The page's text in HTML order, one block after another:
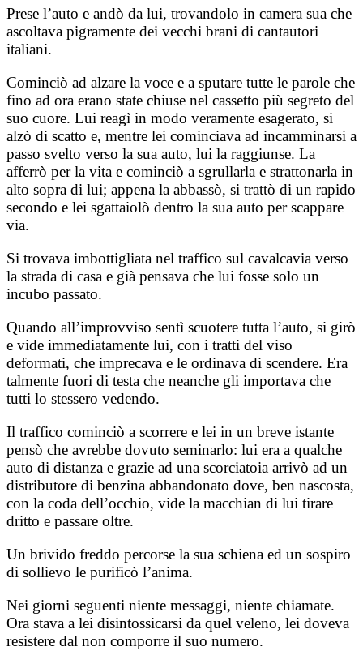
Prese l’auto e andò da lui, trovandolo in camera sua che
ascoltava pigramente dei vecchi brani di cantautori
italiani.
Cominciò ad alzare la voce e a sputare tutte le parole che
fino ad ora erano state chiuse nel cassetto più segreto del
suo cuore. Lui reagì in modo veramente esagerato, si
alzò di scatto e, mentre lei cominciava ad incamminarsi a
passo svelto verso la sua auto, lui la raggiunse. La
afferrò per la vita e cominciò a sgrullarla e strattonarla in
alto sopra di lui; appena la abbassò, si trattò di un rapido
secondo e lei sgattaiolò dentro la sua auto per scappare
via.
Si trovava imbottigliata nel traffico sul cavalcavia verso
la strada di casa e già pensava che lui fosse solo un
incubo passato.
Quando all’improvviso sentì scuotere tutta l’auto, si girò
e vide immediatamente lui, con i tratti del viso
deformati, che imprecava e le ordinava di scendere. Era
talmente fuori di testa che neanche gli importava che
tutti lo stessero vedendo.
Il traffico cominciò a scorrere e lei in un breve istante
pensò che avrebbe dovuto seminarlo: lui era a qualche
auto di distanza e grazie ad una scorciatoia arrivò ad un
distributore di benzina abbandonato dove, ben nascosta,
con la coda dell’occhio, vide la macchian di lui tirare
dritto e passare oltre.
Un brivido freddo percorse la sua schiena ed un sospiro
di sollievo le purificò l’anima.
Nei giorni seguenti niente messaggi, niente chiamate.
Ora stava a lei disintossicarsi da quel veleno, lei doveva
resistere dal non comporre il suo numero.